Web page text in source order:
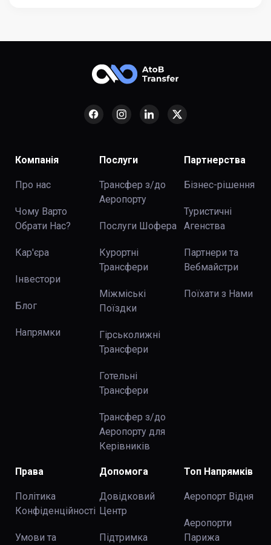
Компанія
Про нас
Чому Варто
Обрати Нас?
Кар'єра
Інвестори
Блог
Напрямки
Послуги
Трансфер з/до
Аеропорту
Послуги Шофера
Курортні
Трансфери
Міжміські
Поїздки
Гірськолижні
Трансфери
Готельні
Трансфери
Трансфер з/до
Аеропорту для
Керівників
Партнерства
Бізнес-рішення
Туристичні
Агенства
Партнери та
Вебмайстри
Поїхати з Нами
Права
Політика
Конфіденційності
Умови та
Допомога
Довідковий
Центр
Підтримка
Топ Напрямків
Аеропорт Відня
Аеропорти
Парижа